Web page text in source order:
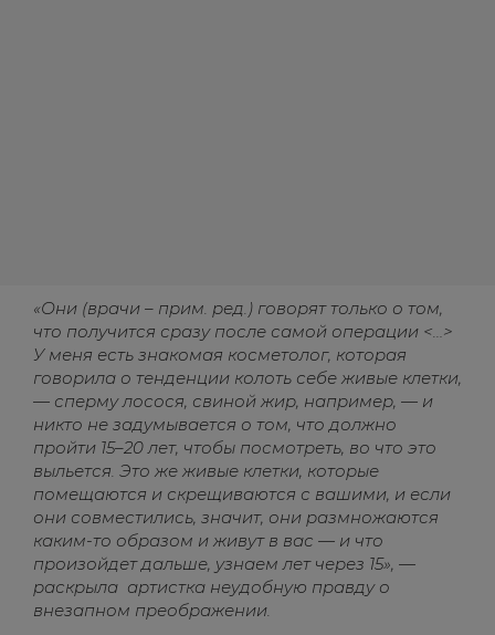
«Они (врачи – прим. ред.) говорят только о том,
что получится сразу после самой операции <…>
У меня есть знакомая косметолог, которая
говорила о тенденции колоть себе живые клетки,
— сперму лосося, свиной жир, например, — и
никто не задумывается о том, что должно
пройти 15–20 лет, чтобы посмотреть, во что это
выльется. Это же живые клетки, которые
помещаются и скрещиваются с вашими, и если
они совместились, значит, они размножаются
каким-то образом и живут в вас — и что
произойдет дальше, узнаем лет через 15», —
раскрыла артистка неудобную правду о
внезапном преображении.